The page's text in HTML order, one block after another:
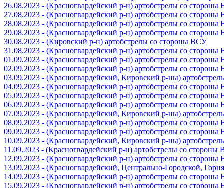
26.08.2023 - (Красногвардейский р-н) артобстрелы со
27.08.2023 - (Красногвардейский р-н) артобстрелы со
28.08.2023 - (Красногвардейский р-н) артобстрелы со
29.08.2023 - (Красногвардейский р-н) артобстрелы со
30.08.2023 - (Кировский р-н) артобстрелы со стороны ВСУ
31.08.2023 - (Красногвардейский р-н) артобстрелы со
01.09.2023 - (Красногвардейский р-н) артобстрелы со
02.09.2023 - (Красногвардейский р-н) артобстрелы со
03.09.2023 - (Красногвардейский, Кировский р-ны)
04.09.2023 - (Красногвардейский р-н) артобстрелы со
05.09.2023 - (Красногвардейский р-н) артобстрелы со
06.09.2023 - (Красногвардейский р-н) артобстрелы со
07.09.2023 - (Красногвардейский, Кировский р-ны)
08.09.2023 - (Красногвардейский р-н) артобстрелы со
09.09.2023 - (Красногвардейский р-н) артобстрелы со
10.09.2023 - (Красногвардейский, Кировский р-ны)
11.09.2023 - (Красногвардейский р-н) артобстрелы со стороны
12.09.2023 - (Красногвардейский р-н) артобстрелы со
13.09.2023 - (Красногвардейский, Центрально-Городской,
14.09.2023 - (Красногвардейский р-н) артобстрелы со
15.09.2023 - (Красногвардейский р-н) артобстрелы со